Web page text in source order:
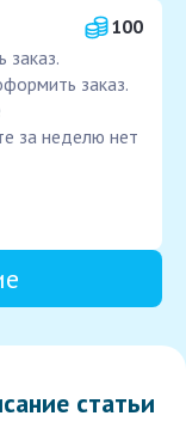
100
заказ.
заказ.
за неделю нет
статьи